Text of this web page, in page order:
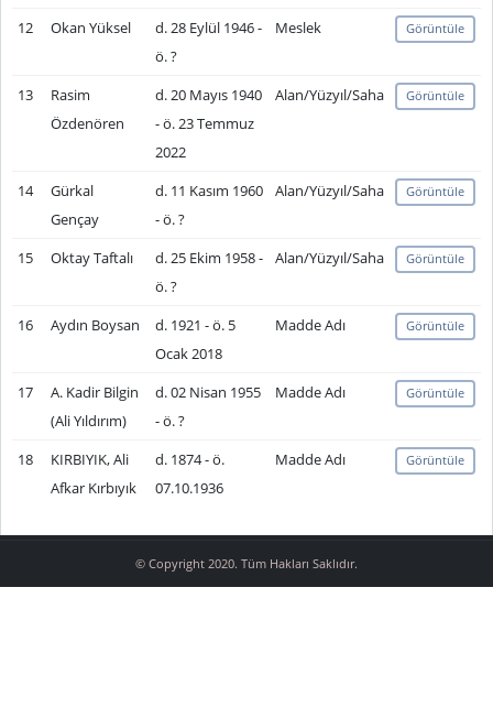
12 Okan Yüksel
d. 28 Eylül 1946 -
ö. ?
Meslek Görüntüle
13
Rasim
Özdenören
d. 20 Mayıs 1940
- ö. 23 Temmuz
2022
Alan/Yüzyıl/Saha Görüntüle
14
Gürkal
Gençay
d. 11 Kasım 1960
- ö. ?
Alan/Yüzyıl/Saha Görüntüle
15 Oktay Taftalı
d. 25 Ekim 1958 -
ö. ?
Alan/Yüzyıl/Saha Görüntüle
16 Aydın Boysan
d. 1921 - ö. 5
Ocak 2018
Madde Adı Görüntüle
17
A. Kadir Bilgin
(Ali Yıldırım)
d. 02 Nisan 1955
- ö. ?
Madde Adı Görüntüle
18
KIRBIYIK, Ali
Afkar Kırbıyık
d. 1874 - ö.
07.10.1936
Madde Adı Görüntüle
© Copyright 2020. Tüm Hakları Saklıdır.